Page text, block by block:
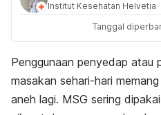
Institut Kesehatan Helvetia
Tanggal
Penggunaan penyedap atau
masakan sehari-hari
aneh lagi. MSG sering